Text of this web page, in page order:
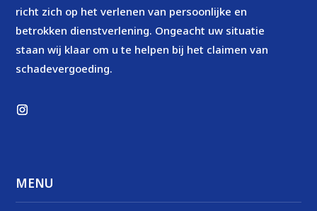
richt zich op het verlenen van persoonlijke en
betrokken dienstverlening. Ongeacht uw situatie
staan wij klaar om u te helpen bij het claimen van
schadevergoeding.
MENU